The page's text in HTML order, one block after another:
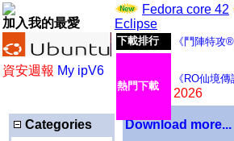
加入我的最愛
資安週報 My ipV6
Fedora core 42
Eclipse
下載排行 《鬥陣特攻®
熱門下載
《RO仙境傳
2026
Categories Download more...